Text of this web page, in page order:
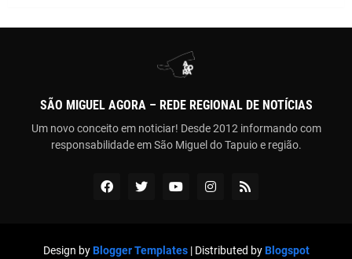
SÃO MIGUEL AGORA – REDE REGIONAL DE NOTÍCIAS
Um novo conceito em noticiar! Desde 2012 informando com
responsabilidade em São Miguel do Tapuio e região.
Design byBlogger Templates| Distributed byBlogspot